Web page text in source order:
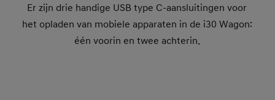
Er zijn drie handige USB type C-aansluitingen voor
het opladen van mobiele apparaten in de i30 Wagon:
één voorin en twee achterin.